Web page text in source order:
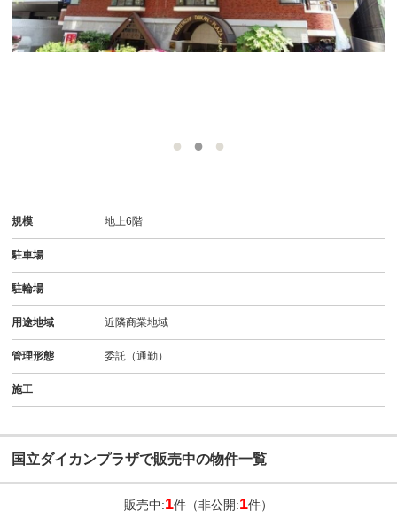
規模 地上6階
駐車場
駐輪場
用途地域 近隣商業地域
管理形態 委託（通勤）
施工
国立ダイカンプラザで販売中の物件一覧
販売中:1件（非公開:1件）